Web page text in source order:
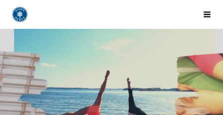
Siirry
sivun
sisältöön
Sivuston etusivulle